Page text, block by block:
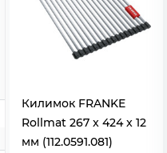
Килимок FRANKE
Rollmat 267 x 424 x 12
мм (112.0591.081)